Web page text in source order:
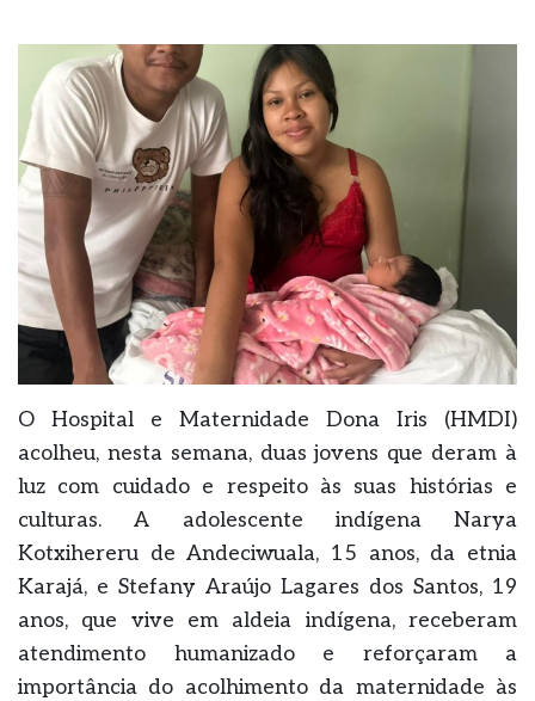
O Hospital e Maternidade Dona Iris (HMDI)
acolheu, nesta semana, duas jovens que deram à
luz com cuidado e respeito às suas histórias e
culturas. A adolescente indígena Narya
Kotxihereru de Andeciwuala, 15 anos, da etnia
Karajá, e Stefany Araújo Lagares dos Santos, 19
anos, que vive em aldeia indígena, receberam
atendimento humanizado e reforçaram a
importância do acolhimento da maternidade às